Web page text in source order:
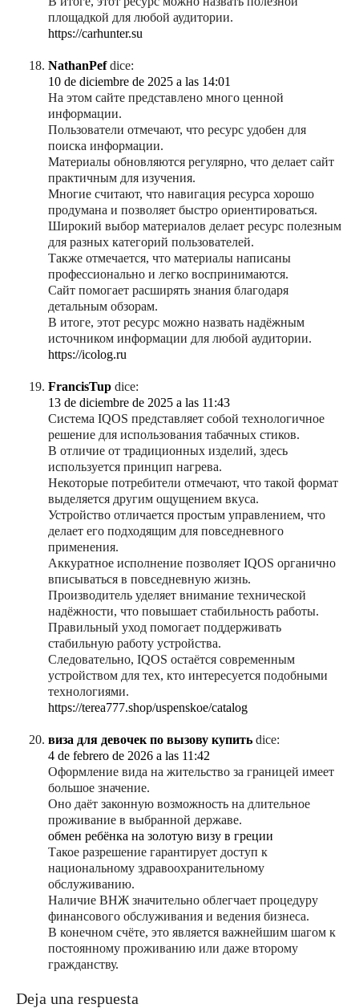
площадкой для любой аудитории.
https://carhunter.su
NathanPef dice:
10 de diciembre de 2025 a las 14:01
На этом сайте представлено много ценной
информации.
Пользователи отмечают, что ресурс удобен для
поиска информации.
Материалы обновляются регулярно, что делает сайт
практичным для изучения.
Многие считают, что навигация ресурса хорошо
продумана и позволяет быстро ориентироваться.
Широкий выбор материалов делает ресурс полезным
для разных категорий пользователей.
Также отмечается, что материалы написаны
профессионально и легко воспринимаются.
Сайт помогает расширять знания благодаря
детальным обзорам.
В итоге, этот ресурс можно назвать надёжным
источником информации для любой аудитории.
https://icolog.ru
FrancisTup dice:
13 de diciembre de 2025 a las 11:43
Система IQOS представляет собой технологичное
решение для использования табачных стиков.
В отличие от традиционных изделий, здесь
используется принцип нагрева.
Некоторые потребители отмечают, что такой формат
выделяется другим ощущением вкуса.
Устройство отличается простым управлением, что
делает его подходящим для повседневного
применения.
Аккуратное исполнение позволяет IQOS органично
вписываться в повседневную жизнь.
Производитель уделяет внимание технической
надёжности, что повышает стабильность работы.
Правильный уход помогает поддерживать
стабильную работу устройства.
Следовательно, IQOS остаётся современным
устройством для тех, кто интересуется подобными
технологиями.
https://terea777.shop/uspenskoe/catalog
виза для девочек по вызову купить dice:
4 de febrero de 2026 a las 11:42
Оформление вида на жительство за границей имеет
большое значение.
Оно даёт законную возможность на длительное
проживание в выбранной державе.
обмен ребёнка на золотую визу в греции
Такое разрешение гарантирует доступ к
национальному здравоохранительному
обслуживанию.
Наличие ВНЖ значительно облегчает процедуру
финансового обслуживания и ведения бизнеса.
В конечном счёте, это является важнейшим шагом к
постоянному проживанию или даже второму
гражданству.
Deja una respuesta